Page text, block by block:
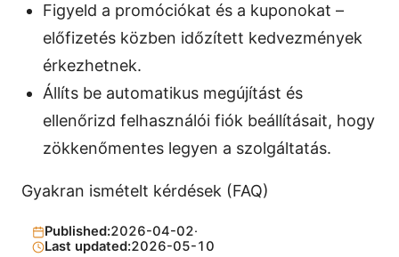
Figyeld a promóciókat és a kuponokat –
előfizetés közben időzített kedvezmények
érkezhetnek.
Állíts be automatikus megújítást és
ellenőrizd felhasználói fiók beállításait, hogy
zökkenőmentes legyen a szolgáltatás.
Gyakran ismételt kérdések (FAQ)
Published:2026-04-02·
Last updated:2026-05-10